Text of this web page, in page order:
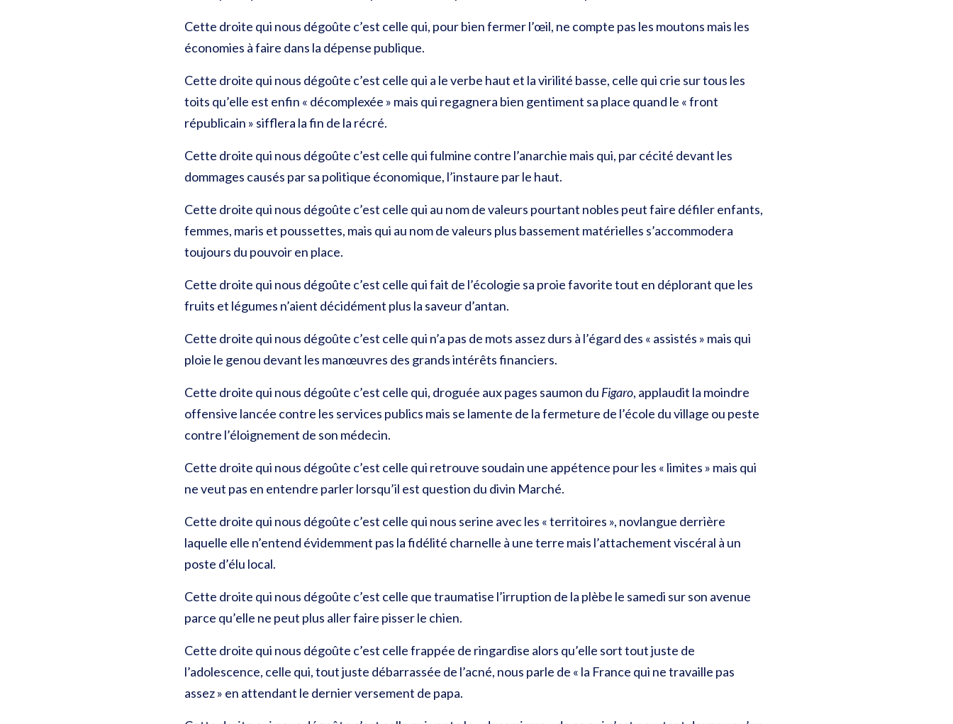
Cette droite qui nous dégoûte c’est celle qui, pour bien fermer l’œil, ne compte pas les moutons mais les
économies à faire dans la dépense publique.
Cette droite qui nous dégoûte c’est celle qui a le verbe haut et la virilité basse, celle qui crie sur tous les
toits qu’elle est enfin « décomplexée » mais qui regagnera bien gentiment sa place quand le « front
républicain » sifflera la fin de la récré.
Cette droite qui nous dégoûte c’est celle qui fulmine contre l’anarchie mais qui, par cécité devant les
dommages causés par sa politique économique, l’instaure par le haut.
Cette droite qui nous dégoûte c’est celle qui au nom de valeurs pourtant nobles peut faire défiler enfants,
femmes, maris et poussettes, mais qui au nom de valeurs plus bassement matérielles s’accommodera
toujours du pouvoir en place.
Cette droite qui nous dégoûte c’est celle qui fait de l’écologie sa proie favorite tout en déplorant que les
fruits et légumes n’aient décidément plus la saveur d’antan.
Cette droite qui nous dégoûte c’est celle qui n’a pas de mots assez durs à l’égard des « assistés » mais qui
ploie le genou devant les manœuvres des grands intérêts financiers.
Cette droite qui nous dégoûte c’est celle qui, droguée aux pages saumon du Figaro, applaudit la moindre
offensive lancée contre les services publics mais se lamente de la fermeture de l’école du village ou peste
contre l’éloignement de son médecin.
Cette droite qui nous dégoûte c’est celle qui retrouve soudain une appétence pour les « limites » mais qui
ne veut pas en entendre parler lorsqu’il est question du divin Marché.
Cette droite qui nous dégoûte c’est celle qui nous serine avec les « territoires », novlangue derrière
laquelle elle n’entend évidemment pas la fidélité charnelle à une terre mais l’attachement viscéral à un
poste d’élu local.
Cette droite qui nous dégoûte c’est celle que traumatise l’irruption de la plèbe le samedi sur son avenue
parce qu’elle ne peut plus aller faire pisser le chien.
Cette droite qui nous dégoûte c’est celle frappée de ringardise alors qu’elle sort tout juste de
l’adolescence, celle qui, tout juste débarrassée de l’acné, nous parle de « la France qui ne travaille pas
assez » en attendant le dernier versement de papa.